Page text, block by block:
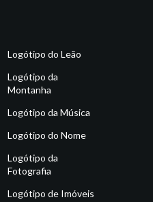
Logótipo do Leão
Logótipo da
Montanha
Logótipo da Música
Logótipo do Nome
Logótipo da
Fotografia
Logótipo de Imóveis